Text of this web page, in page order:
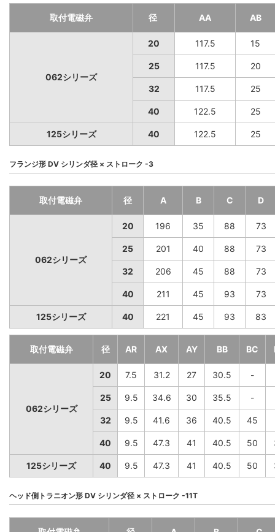
取付電磁弁 径 AA AB
062シリーズ
20 117.5 15
25 117.5 20
32 117.5 25
40 122.5 25
125シリーズ 40 122.5 25
フランジ形 DV シリンダ径 × ストローク -3
取付電磁弁 径 A B C D
062シリーズ
20 196 35 88 73
25 201 40 88 73
32 206 45 88 73
40 211 45 93 73
125シリーズ 40 221 45 93 83
取付電磁弁 径 AR AX AY BB BC
062シリーズ
20 7.5 31.2 27 30.5 -
25 9.5 34.6 30 35.5 -
32 9.5 41.6 36 40.5 45
40 9.5 47.3 41 40.5 50
125シリーズ 40 9.5 47.3 41 40.5 50
ヘッド側トラニオン形 DV シリンダ径 × ストローク -11T